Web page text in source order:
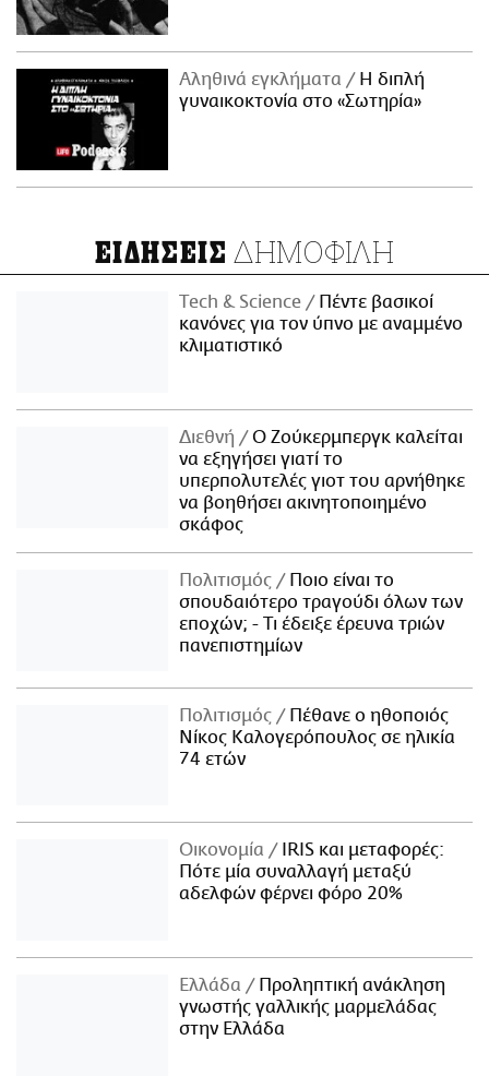
Αληθινά εγκλήματα
Η διπλή
γυναικοκτονία στο «Σωτηρία»
ΕΙΔΗΣΕΙΣ ΔΗΜΟΦΙΛΗ
Τech & Science
Πέντε βασικοί
κανόνες για τον ύπνο με αναμμένο
κλιματιστικό
Διεθνή
Ο Ζούκερμπεργκ καλείται
να εξηγήσει γιατί το
υπερπολυτελές γιοτ του αρνήθηκε
να βοηθήσει ακινητοποιημένο
σκάφος
Πολιτισμός
Ποιο είναι το
σπουδαιότερο τραγούδι όλων των
εποχών; - Τι έδειξε έρευνα τριών
πανεπιστημίων
Πολιτισμός
Πέθανε ο ηθοποιός
Νίκος Καλογερόπουλος σε ηλικία
74 ετών
Οικονομία
IRIS και μεταφορές:
Πότε μία συναλλαγή μεταξύ
αδελφών φέρνει φόρο 20%
Ελλάδα
Προληπτική ανάκληση
γνωστής γαλλικής μαρμελάδας
στην Ελλάδα